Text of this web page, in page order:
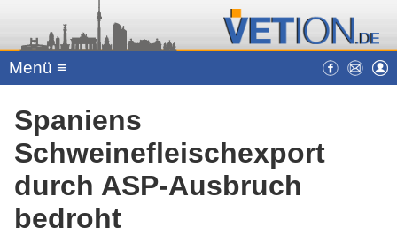
Menü ≡
Spaniens
Schweinefleischexport
durch ASP-Ausbruch
bedroht